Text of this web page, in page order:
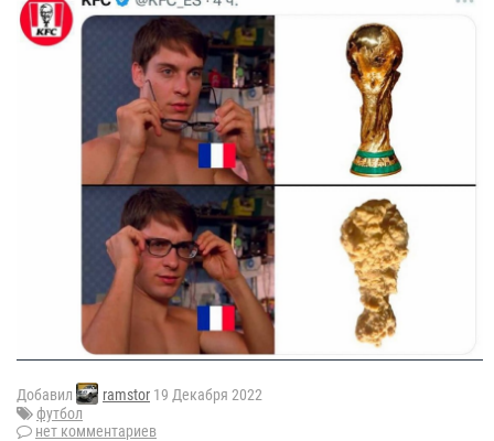
Добавил ramstor 19 Декабря 2022
футбол
нет комментариев